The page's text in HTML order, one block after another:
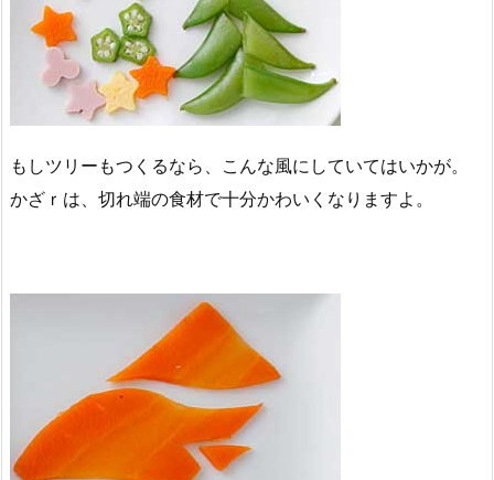
もしツリーもつくるなら、こんな風にしていてはいかが。
かざｒは、切れ端の食材で十分かわいくなりますよ。